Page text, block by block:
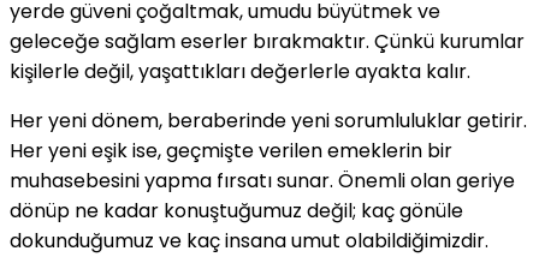
yerde güveni çoğaltmak, umudu büyütmek ve
geleceğe sağlam eserler bırakmaktır. Çünkü kurumlar
kişilerle değil, yaşattıkları değerlerle ayakta kalır.
Her yeni dönem, beraberinde yeni sorumluluklar getirir.
Her yeni eşik ise, geçmişte verilen emeklerin bir
muhasebesini yapma fırsatı sunar. Önemli olan geriye
dönüp ne kadar konuştuğumuz değil; kaç gönüle
dokunduğumuz ve kaç insana umut olabildiğimizdir.